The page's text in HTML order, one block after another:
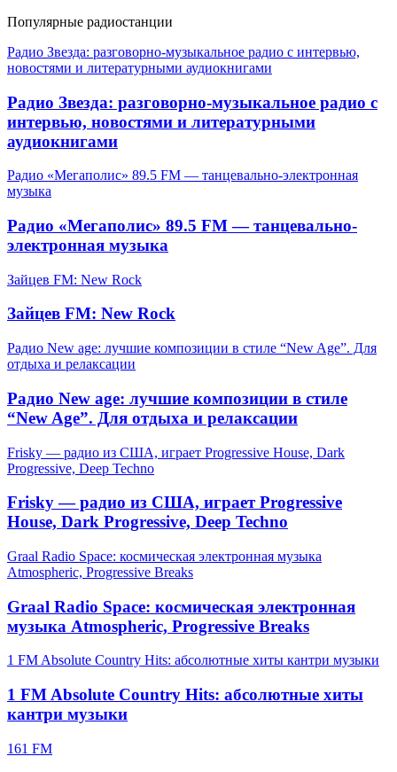
Популярные радиостанции
Радио Звезда: разговорно-музыкальное радио с интервью,
новостями и литературными аудиокнигами
Радио Звезда: разговорно-музыкальное радио с
интервью, новостями и литературными
аудиокнигами
Радио «Мегаполис» 89.5 FM — танцевально-электронная
музыка
Радио «Мегаполис» 89.5 FM — танцевально-
электронная музыка
Зайцев FM: New Rock
Зайцев FM: New Rock
Радио New age: лучшие композиции в стиле “New Age”. Для
отдыха и релаксации
Радио New age: лучшие композиции в стиле
“New Age”. Для отдыха и релаксации
Frisky — радио из США, играет Progressive House, Dark
Progressive, Deep Techno
Frisky — радио из США, играет Progressive
House, Dark Progressive, Deep Techno
Graal Radio Space: космическая электронная музыка
Atmospheric, Progressive Breaks
Graal Radio Space: космическая электронная
музыка Atmospheric, Progressive Breaks
1 FM Absolute Country Hits: абсолютные хиты кантри музыки
1 FM Absolute Country Hits: абсолютные хиты
кантри музыки
161 FM